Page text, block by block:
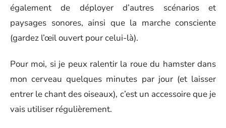
également de déployer d’autres scénarios et
paysages sonores, ainsi que la marche consciente
(gardez l’œil ouvert pour celui-là).
Pour moi, si je peux ralentir la roue du hamster dans
mon cerveau quelques minutes par jour (et laisser
entrer le chant des oiseaux), c’est un accessoire que je
vais utiliser régulièrement.